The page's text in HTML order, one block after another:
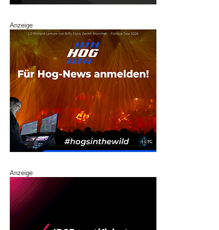
Anzeige
Anzeige